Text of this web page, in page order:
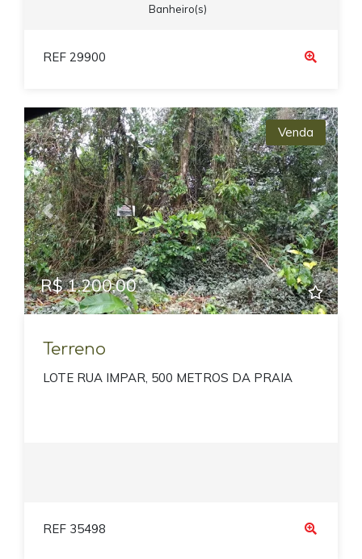
Banheiro(s)
REF 29900
Previous Next
Venda
R$ 1.200,00
Terreno
LOTE RUA IMPAR, 500 METROS DA PRAIA
REF 35498